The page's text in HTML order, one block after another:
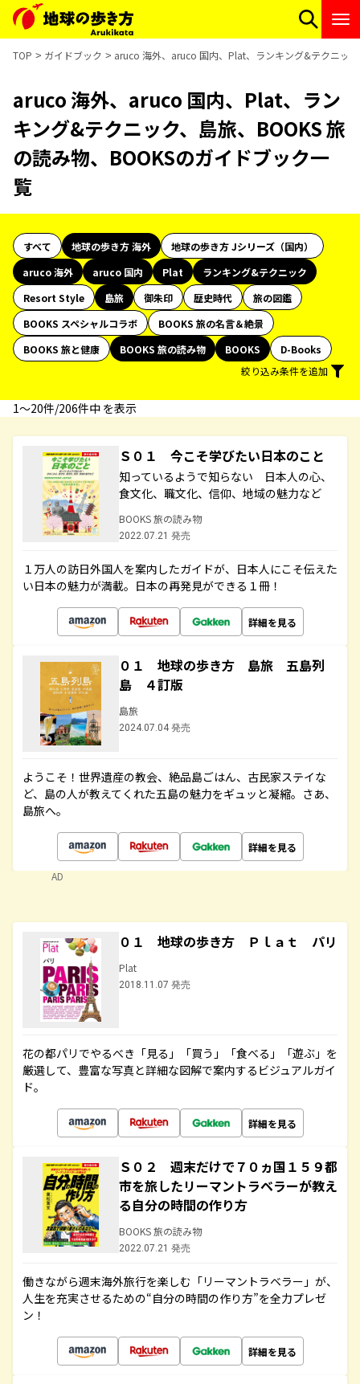
TOP ガイドブック aruco 海外、aruco 国内、Plat、ランキング&テクニッ
aruco 海外、aruco 国内、Plat、ラン
キング&テクニック、島旅、BOOKS 旅
の読み物、BOOKSのガイドブック一
覧
すべて 地球の歩き方 海外
地球の歩き方 Jシリーズ（国内）
aruco 海外
aruco 国内 Plat
ランキング&テクニック
Resort Style
島旅 御朱印 歴史時代
旅の図鑑
BOOKS スペシャルコラボ
BOOKS 旅の名言＆絶景
BOOKS 旅と健康
BOOKS 旅の読み物 BOOKS
D-Books
絞り込み条件を追加
1〜20件/206件中 を表示
Ｓ０１ 今こそ学びたい日本のこと
知っているようで知らない 日本人の心、
食文化、職文化、信仰、地域の魅力など
BOOKS 旅の読み物
2022.07.21 発売
１万人の訪日外国人を案内したガイドが、日本人にこそ伝えた
い日本の魅力が満載。日本の再発見ができる１冊！
詳細を見る
０１ 地球の歩き方 島旅 五島列
島 ４訂版
島旅
2024.07.04 発売
ようこそ！世界遺産の教会、絶品島ごはん、古民家ステイな
ど、島の人が教えてくれた五島の魅力をギュッと凝縮。さあ、
島旅へ。
詳細を見る
AD
０１ 地球の歩き方 Ｐｌａｔ パリ
Plat
2018.11.07 発売
花の都パリでやるべき「見る」「買う」「食べる」「遊ぶ」を
厳選して、豊富な写真と詳細な図解で案内するビジュアルガイ
ド。
詳細を見る
Ｓ０２ 週末だけで７０ヵ国１５９都
市を旅したリーマントラベラーが教え
る自分の時間の作り方
BOOKS 旅の読み物
2022.07.21 発売
働きながら週末海外旅行を楽しむ「リーマントラベラー」が、
人生を充実させるための“自分の時間の作り方”を全力プレゼ
ン！
詳細を見る